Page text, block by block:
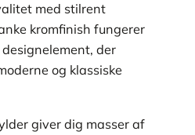
med stilrent
kromfinish fungerer
der
og klassiske
giver dig masser af